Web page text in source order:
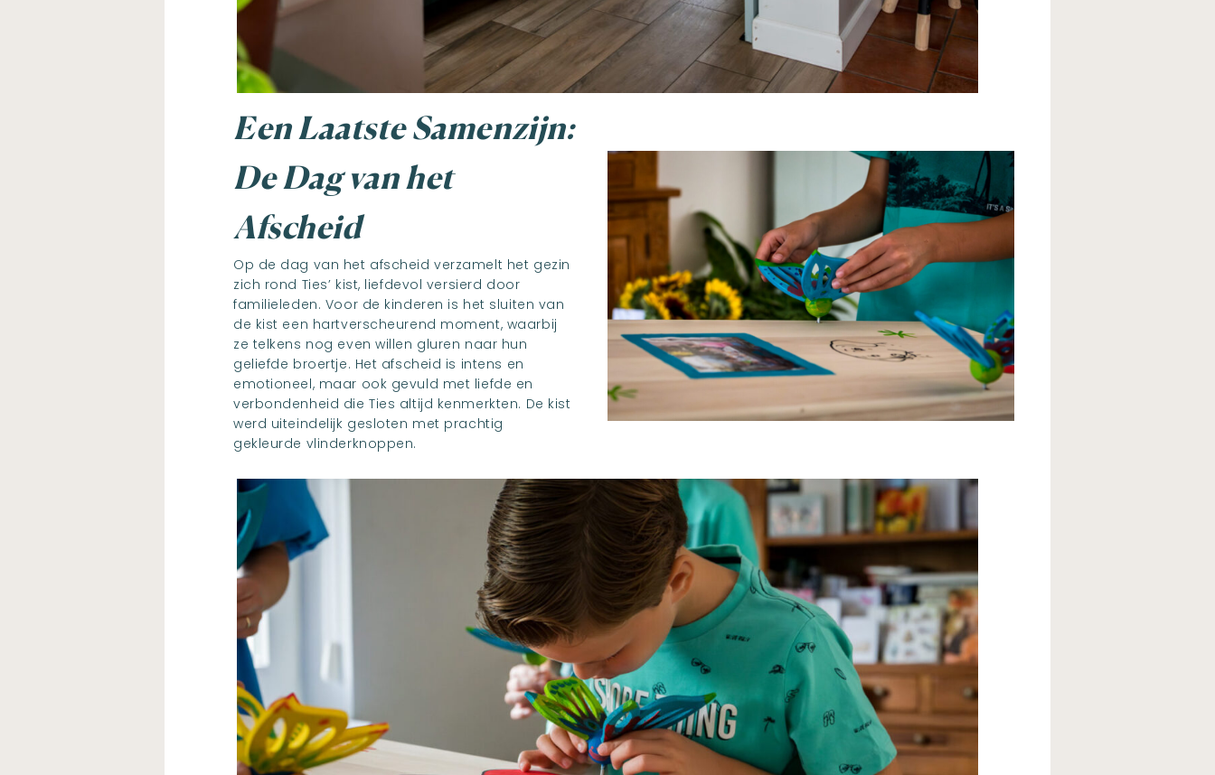
Een Laatste Samenzijn:
De Dag van het
Afscheid
Op de dag van het afscheid verzamelt het gezin
zich rond Ties’ kist, liefdevol versierd door
familieleden. Voor de kinderen is het sluiten van
de kist een hartverscheurend moment, waarbij
ze telkens nog even willen gluren naar hun
geliefde broertje. Het afscheid is intens en
emotioneel, maar ook gevuld met liefde en
verbondenheid die Ties altijd kenmerkten. De kist
werd uiteindelijk gesloten met prachtig
gekleurde vlinderknoppen.